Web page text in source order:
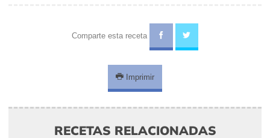
Comparte esta receta
Imprimir
RECETAS RELACIONADAS